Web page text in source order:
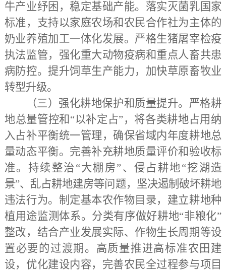
牛产业纾困，稳定基础产能。落实灭菌乳国家
标准，支持以家庭农场和农民合作社为主体的
奶业养殖加工一体化发展。严格生猪屠宰检疫
执法监管，强化重大动物疫病和重点人畜共患
病防控。提升饲草生产能力，加快草原畜牧业
转型升级。
（三）强化耕地保护和质量提升。 严格耕
地总量管控和 “以补定占”，将各类耕地占用纳
入占补平衡统一管理，确保省域内年度耕地总
量动态平衡。完善补充耕地质量评价和验收标
准。持续整治“大棚房”、侵占耕地“挖湖造
景”、乱占耕地建房等问题，坚决遏制破坏耕地
违法行为。制定基本农作物目录，建立耕地种
植用途监测体系。分类有序做好耕地“非粮化”
整改，结合产业发展实际、作物生长周期等设
置必要的过渡期。高质量推进高标准农田建
设，优化建设内容，完善农民全过程参与项目